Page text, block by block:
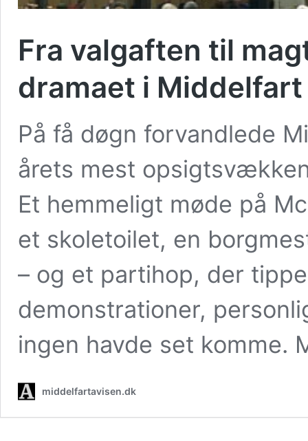
Fra valgaften til
dramaet i
På få døgn forvandlede
årets mest
Et hemmeligt møde på
et skoletoilet, en
– og et partihop, der
demonstrationer,
ingen havde set komme.
middelfartavisen.dk